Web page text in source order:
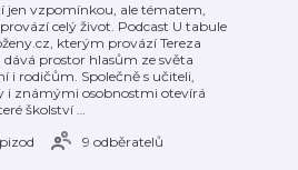
jen vzpomínkou, ale tématem,
celý život. Podcast U tabule
kterým provází Tereza
dává prostor hlasům ze světa
i rodičům. Společně s učiteli,
i známými osobnostmi otevírá
školství…
9 odběratelů